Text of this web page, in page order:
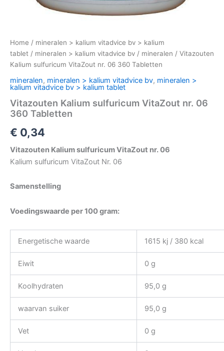
Home / mineralen > kalium vitadvice bv > kalium
tablet / mineralen > kalium vitadvice bv / mineralen / Vitazouten
Kalium sulfuricum VitaZout nr. 06 360 Tabletten
mineralen, mineralen > kalium vitadvice bv, mineralen >
kalium vitadvice bv > kalium tablet
Vitazouten Kalium sulfuricum VitaZout nr. 06
360 Tabletten
€ 0,34
Vitazouten Kalium sulfuricum VitaZout nr. 06
Kalium sulfuricum VitaZout Nr. 06
Samenstelling
Voedingswaarde per 100 gram:
Energetische waarde 1615 kj / 380 kcal
Eiwit 0 g
Koolhydraten 95,0 g
waarvan suiker 95,0 g
Vet 0 g